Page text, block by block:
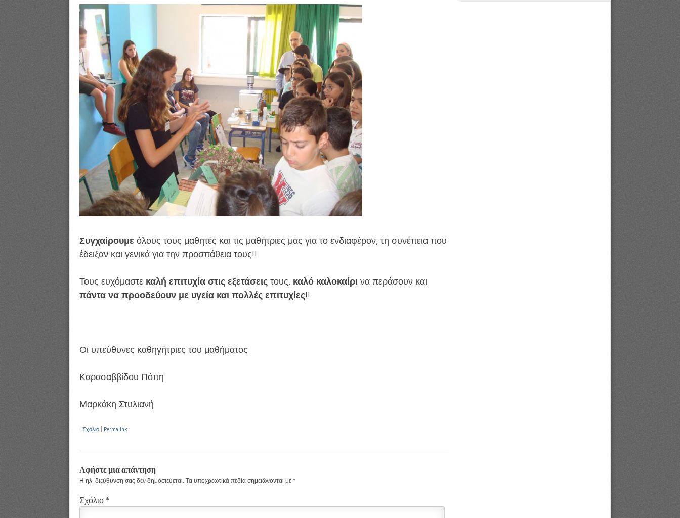
Συγχαίρουμε όλους τους μαθητές και τις μαθήτριες μας για το ενδιαφέρον, τη συνέπεια που
έδειξαν και γενικά για την προσπάθεια τους!!
Τους ευχόμαστε καλή επιτυχία στις εξετάσεις τους, καλό καλοκαίρι να περάσουν και
πάντα να προοδεύουν με υγεία και πολλές επιτυχίες!!
Οι υπεύθυνες καθηγήτριες του μαθήματος
Καρασαββίδου Πόπη
Μαρκάκη Στυλιανή
Σχόλιο Permalink
Αφήστε μια απάντηση
Η ηλ. διεύθυνση σας δεν δημοσιεύεται. Τα υποχρεωτικά πεδία σημειώνονται με *
Σχόλιο *